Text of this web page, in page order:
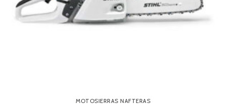
MOTOSIERRAS NAFTERAS